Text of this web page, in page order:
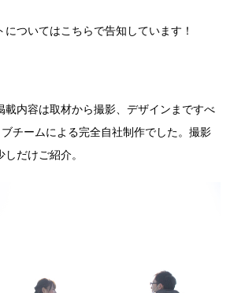
ついてはこちらで告知しています！
載内容は取材から撮影、デザインまですべ
チームによる完全自社制作でした。撮影
だけご紹介。